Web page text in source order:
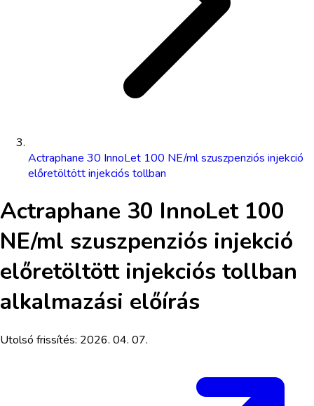
Actraphane 30 InnoLet 100 NE/ml szuszpenziós injekció
előretöltött injekciós tollban
Actraphane 30 InnoLet 100
NE/ml szuszpenziós injekció
előretöltött injekciós tollban
alkalmazási előírás
Utolsó frissítés: 2026. 04. 07.